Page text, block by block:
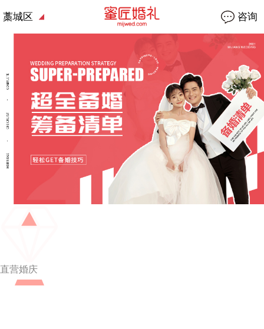
藁城区 咨询
直营婚庆